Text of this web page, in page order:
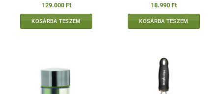
Értékelés:5
/ 5
129.000 Ft
KOSÁRBA TESZEM
18.990 Ft
KOSÁRBA TESZEM